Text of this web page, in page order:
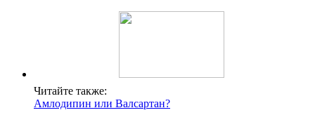
Читайте также:
Амлодипин или Валсартан?